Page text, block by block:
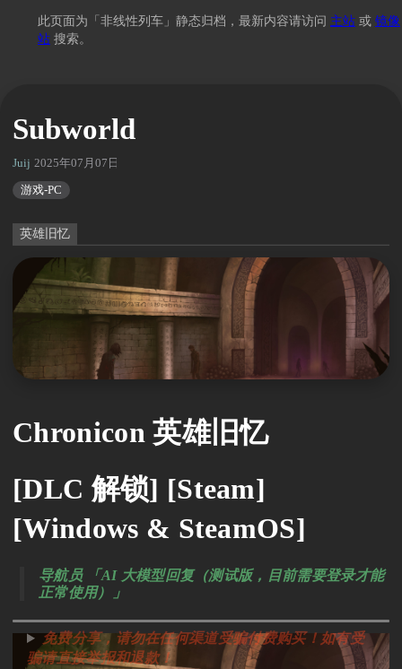
此页面为「非线性列车」静态归档，最新内容请访问 主站 或 镜像
站 搜索。
Subworld
Juij 2025年07月07日 13:55
游戏-PC
英雄旧忆
Chronicon 英雄旧忆
[DLC 解锁] [Steam]
[Windows & SteamOS]
导航员 「AI 大模型回复（测试版，目前需要登录才能
正常使用）」
免费分享，请勿在任何渠道受骗付费购买！如有受
骗请直接举报和退款！